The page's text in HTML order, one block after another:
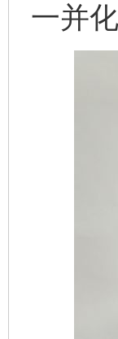
一并